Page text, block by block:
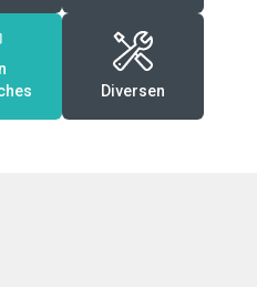
Diversen